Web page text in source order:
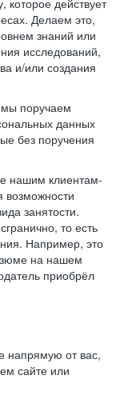
действует
Делаем это,
знаний или
исследований,
и/или создания
мы поручаем
данных
без поручения
нашим клиентам-
возможности
занятости.
то есть
Например, это
на нашем
приобрёл
напрямую от вас,
сайте или